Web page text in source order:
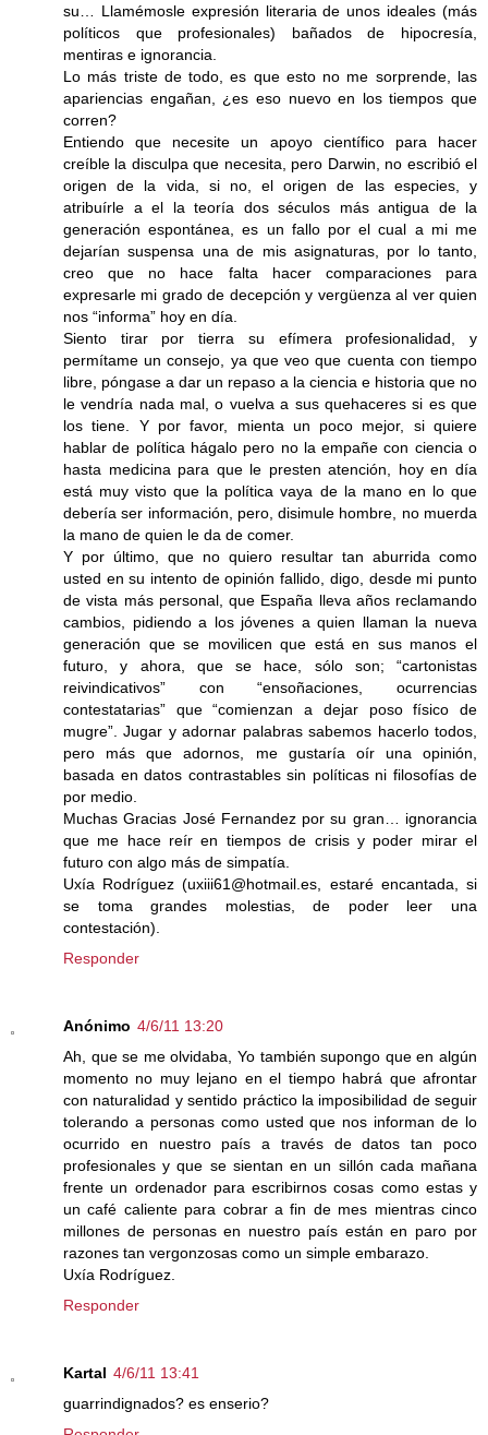
su… Llamémosle expresión literaria de unos ideales (más
políticos que profesionales) bañados de hipocresía,
mentiras e ignorancia.
Lo más triste de todo, es que esto no me sorprende, las
apariencias engañan, ¿es eso nuevo en los tiempos que
corren?
Entiendo que necesite un apoyo científico para hacer
creíble la disculpa que necesita, pero Darwin, no escribió el
origen de la vida, si no, el origen de las especies, y
atribuírle a el la teoría dos séculos más antigua de la
generación espontánea, es un fallo por el cual a mi me
dejarían suspensa una de mis asignaturas, por lo tanto,
creo que no hace falta hacer comparaciones para
expresarle mi grado de decepción y vergüenza al ver quien
nos “informa” hoy en día.
Siento tirar por tierra su efímera profesionalidad, y
permítame un consejo, ya que veo que cuenta con tiempo
libre, póngase a dar un repaso a la ciencia e historia que no
le vendría nada mal, o vuelva a sus quehaceres si es que
los tiene. Y por favor, mienta un poco mejor, si quiere
hablar de política hágalo pero no la empañe con ciencia o
hasta medicina para que le presten atención, hoy en día
está muy visto que la política vaya de la mano en lo que
debería ser información, pero, disimule hombre, no muerda
la mano de quien le da de comer.
Y por último, que no quiero resultar tan aburrida como
usted en su intento de opinión fallido, digo, desde mi punto
de vista más personal, que España lleva años reclamando
cambios, pidiendo a los jóvenes a quien llaman la nueva
generación que se movilicen que está en sus manos el
futuro, y ahora, que se hace, sólo son; “cartonistas
reivindicativos” con “ensoñaciones, ocurrencias
contestatarias” que “comienzan a dejar poso físico de
mugre”. Jugar y adornar palabras sabemos hacerlo todos,
pero más que adornos, me gustaría oír una opinión,
basada en datos contrastables sin políticas ni filosofías de
por medio.
Muchas Gracias José Fernandez por su gran… ignorancia
que me hace reír en tiempos de crisis y poder mirar el
futuro con algo más de simpatía.
Uxía Rodríguez (uxiii61@hotmail.es, estaré encantada, si
se toma grandes molestias, de poder leer una
contestación).
Responder
Anónimo 4/6/11 13:20
Ah, que se me olvidaba, Yo también supongo que en algún
momento no muy lejano en el tiempo habrá que afrontar
con naturalidad y sentido práctico la imposibilidad de seguir
tolerando a personas como usted que nos informan de lo
ocurrido en nuestro país a través de datos tan poco
profesionales y que se sientan en un sillón cada mañana
frente un ordenador para escribirnos cosas como estas y
un café caliente para cobrar a fin de mes mientras cinco
millones de personas en nuestro país están en paro por
razones tan vergonzosas como un simple embarazo.
Uxía Rodríguez.
Responder
Kartal 4/6/11 13:41
guarrindignados? es enserio?